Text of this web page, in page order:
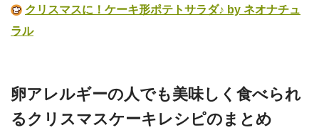
クリスマスに！ケーキ形ポテトサラダ♪ by ネオナチュ
ラル
卵アレルギーの人でも美味しく食べられ
るクリスマスケーキレシピのまとめ